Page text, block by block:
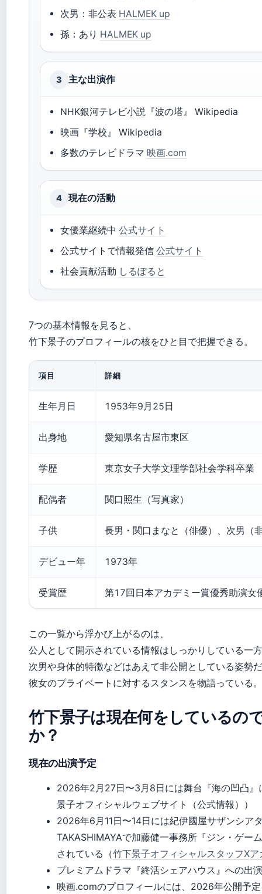
次男：非公表 HALMEK up
孫：あり HALMEK up
3 主な出演作
NHK銀河テレビ小説『波の塔』 Wikipedia
映画『学校』 Wikipedia
多数のテレビドラマ映画.com
4 現在の活動
女優業継続中公式サイト
公式サイトで情報発信公式サイト
社会貢献活動 しるぽると
7つの基本情報を見ると、
竹下景子のプロフィールの核をひと目で把握できる。
項目 詳細
生年月日 1953年9月25日
出身地 愛知県名古屋市東区
学歴 東京女子大学文理学部社会学科卒業
配偶者 関口照生（写真家）
子供 長男・関口まなと（俳優）、次男（
デビュー年 1973年
受賞歴 第17回日本アカデミー賞優秀助演女
この一覧から浮かび上がるのは、
公人として開示されている情報はしっかりしている一
次男や身体的特徴などはあえて非公開としている姿勢
彼女のプライベートに対するスタンスを物語っている。
竹下景子は現在何をしているの
か？
現在の出演予定
2026年2月27日〜3月8日には舞台『海の凹凸』
景子オフィシャルウェブサイト（公式情報））
2026年6月11日〜14日には紀伊國屋サザンシア
TAKASHIMAYAで加藤健一事務所『ジン・ゲー
されている（竹下景子オフィシャルスタッフXア
プレミアムドラマ『終活シェアハウス』への出
映画.comのプロフィールには、2026年公開予